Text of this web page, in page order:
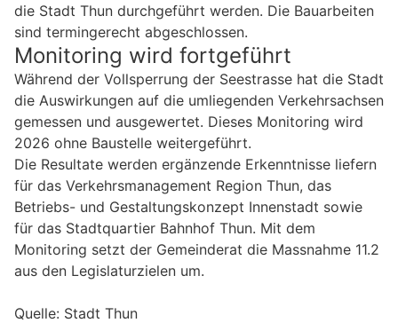
die Stadt Thun durchgeführt werden. Die Bauarbeiten
sind termingerecht abgeschlossen.
Monitoring wird fortgeführt
Während der Vollsperrung der Seestrasse hat die Stadt
die Auswirkungen auf die umliegenden Verkehrsachsen
gemessen und ausgewertet. Dieses Monitoring wird
2026 ohne Baustelle weitergeführt.
Die Resultate werden ergänzende Erkenntnisse liefern
für das Verkehrsmanagement Region Thun, das
Betriebs- und Gestaltungskonzept Innenstadt sowie
für das Stadtquartier Bahnhof Thun. Mit dem
Monitoring setzt der Gemeinderat die Massnahme 11.2
aus den Legislaturzielen um.
Quelle: Stadt Thun